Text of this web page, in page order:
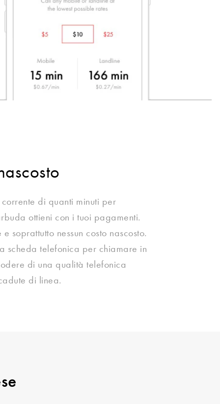
di quanti minuti per
ottieni con i tuoi pagamenti.
soprattutto nessun costo nascosto.
scheda telefonica per chiamare in
di una qualità telefonica
di linea.